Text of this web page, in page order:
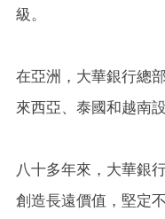
級。
在亞洲，大華銀行總
來西亞、泰國和越南
八十多年來，大華銀
創造長遠價值，堅定